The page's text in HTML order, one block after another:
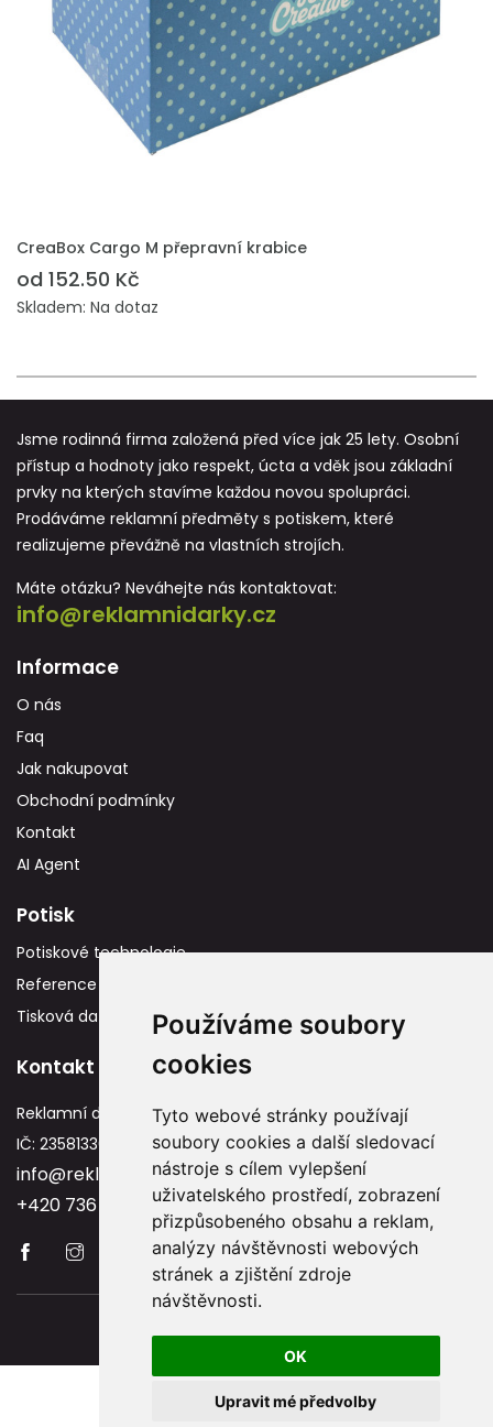
Používáme soubory
cookies
Tyto webové stránky používají
soubory cookies a další sledovací
nástroje s cílem vylepšení
uživatelského prostředí, zobrazení
přizpůsobeného obsahu a reklam,
analýzy návštěvnosti webových
stránek a zjištění zdroje
návštěvnosti.
OK
Upravit mé předvolby
CreaBox Cargo M přepravní krabice
od 152.50 Kč
Skladem: Na dotaz
Jsme rodinná firma založená před více jak 25 lety. Osobní
přístup a hodnoty jako respekt, úcta a vděk jsou základní
prvky na kterých stavíme každou novou spolupráci.
Prodáváme reklamní předměty s potiskem, které
realizujeme převážně na vlastních strojích.
Máte otázku? Neváhejte nás kontaktovat:
info@reklamnidarky.cz
Informace
O nás
Faq
Jak nakupovat
Obchodní podmínky
Kontakt
AI Agent
Potisk
Potiskové technologie
Reference
Tisková data
Kontakt
Reklamní dárky
IČ: 23581336
info@reklamnidarky.cz
+420 736 787 715